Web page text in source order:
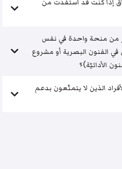
من منحة واحدة في نفس
الفنون البصرية أو مشروع
الأدائيّة)؟
الذين لا يتمتّعون بدعم